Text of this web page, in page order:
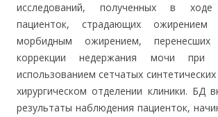
исследований, полученных в ходе
пациенток, страдающих
морбидным ожирением,
коррекции недержания мочи при
использованием сетчатых
хирургическом отделении клиники. БД
результаты наблюдения пациенток,